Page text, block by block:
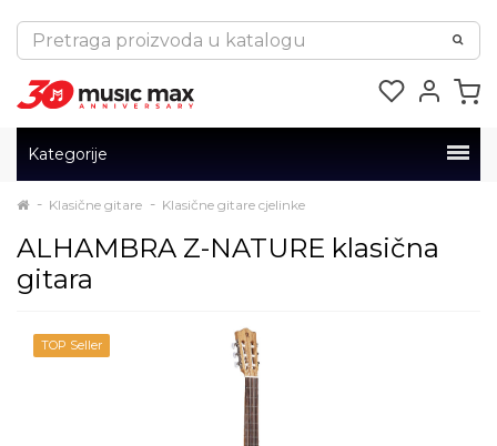
Kategorije
Klasične gitare Klasične gitare cjelinke
ALHAMBRA Z-NATURE klasična
gitara
TOP Seller